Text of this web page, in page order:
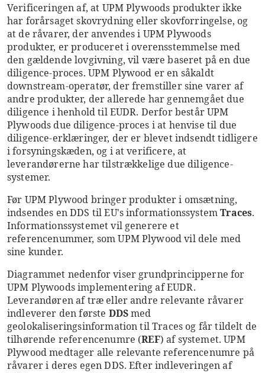
Verificeringen af, at UPM Plywoods produkter ikke
har forårsaget skovrydning eller skovforringelse, og
at de råvarer, der anvendes i UPM Plywoods
produkter, er produceret i overensstemmelse med
den gældende lovgivning, vil være baseret på en due
diligence-proces. UPM Plywood er en såkaldt
downstream-operatør, der fremstiller sine varer af
andre produkter, der allerede har gennemgået due
diligence i henhold til EUDR. Derfor består UPM
Plywoods due diligence-proces i at henvise til due
diligence-erklæringer, der er blevet indsendt tidligere
i forsyningskæden, og i at verificere, at
leverandørerne har tilstrækkelige due diligence-
systemer.
Før UPM Plywood bringer produkter i omsætning,
indsendes en DDS til EU's informationssystemTraces.
Informationssystemet vil generere et
referencenummer, som UPM Plywood vil dele med
sine kunder.
Diagrammet nedenfor viser grundprincipperne for
UPM Plywoods implementering af EUDR.
Leverandøren af træ eller andre relevante råvarer
indleverer den første DDSmed
geolokaliseringsinformation til Traces og får tildelt de
tilhørende referencenumre (REF) af systemet. UPM
Plywood medtager alle relevante referencenumre på
råvarer i deres egen DDS. Efter indleveringen af